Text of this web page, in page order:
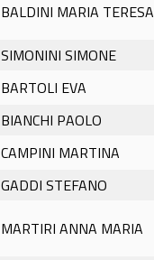
BALDINI MARIA TERESA
SIMONINI SIMONE
BARTOLI EVA
BIANCHI PAOLO
CAMPINI MARTINA
GADDI STEFANO
MARTIRI ANNA MARIA